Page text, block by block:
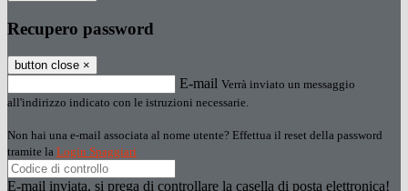
Recupero password
button close ×
E-mail Verrà inviato un messaggio
all'indirizzo indicato con le istruzioni necessarie.
Non hai una e-mail associata al nome utente? Effettua il reset della password
tramite la Login Spaggiari
E-mail inviata, si prega di controllare la casella di posta elettronica!